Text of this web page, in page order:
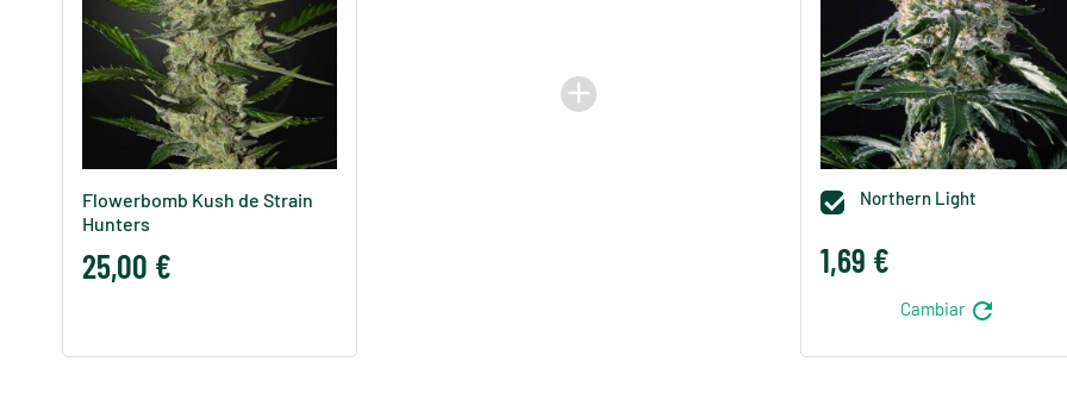
Flowerbomb Kush de Strain
Hunters
25,00 €
add
 Northern Light
1,69 €
Cambiar refresh